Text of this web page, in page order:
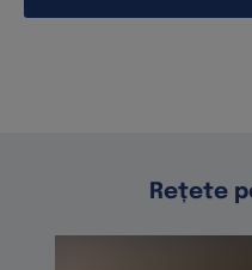
Rețete